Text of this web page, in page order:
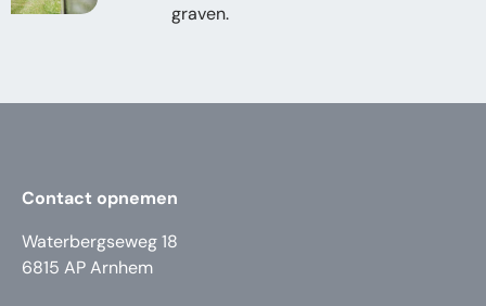
graven.
Contact opnemen
Waterbergseweg 18
6815 AP Arnhem